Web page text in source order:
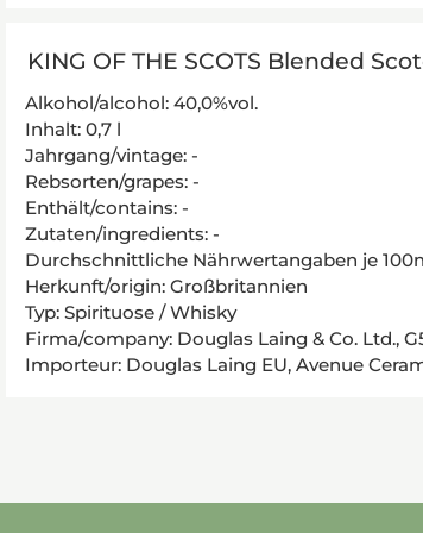
KING OF THE SCOTS Blended
Alkohol/alcohol: 40,0%vol.
Inhalt: 0,7 l
Jahrgang/vintage: -
Rebsorten/grapes: -
Enthält/contains: -
Zutaten/ingredients: -
Durchschnittliche Nährwertangaben je
Herkunft/origin: Großbritannien
Typ: Spirituose / Whisky
Firma/company: Douglas Laing & Co. Ltd.,
Importeur: Douglas Laing EU, Avenue